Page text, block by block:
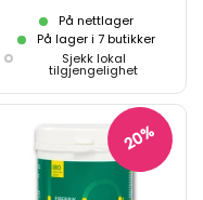
På nettlager
På lager i 7 butikker
Sjekk lokal
tilgjengelighet
20%